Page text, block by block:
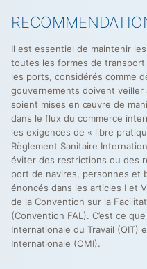
Il est essentiel de maintenir
toutes les formes de
les ports, considérés comme
gouvernements doivent veiller
soient mises en œuvre de
dans le flux du commerce
les exigences de « libre
Règlement Sanitaire
éviter des restrictions ou des
port de navires, personnes et
énoncés dans les articles I et
de la Convention sur la
(Convention FAL). C’est ce
Internationale du Travail (OIT)
Internationale (OMI).